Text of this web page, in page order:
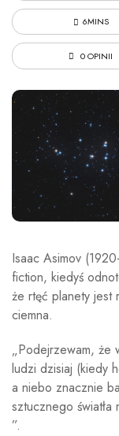
6MINS
0 OPINII
Isaac Asimov
fiction, kiedyś
że rtęć planety jest
ciemna.
„Podejrzewam, że
ludzi dzisiaj (kiedy
a niebo znacznie
sztucznego światła
”.